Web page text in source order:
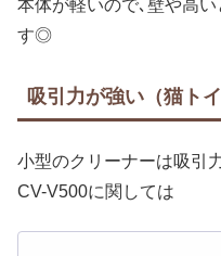
本体が軽いので､壁や高
す◎
吸引力が強い（猫ト
小型のクリーナーは吸引
CV-V500に関しては